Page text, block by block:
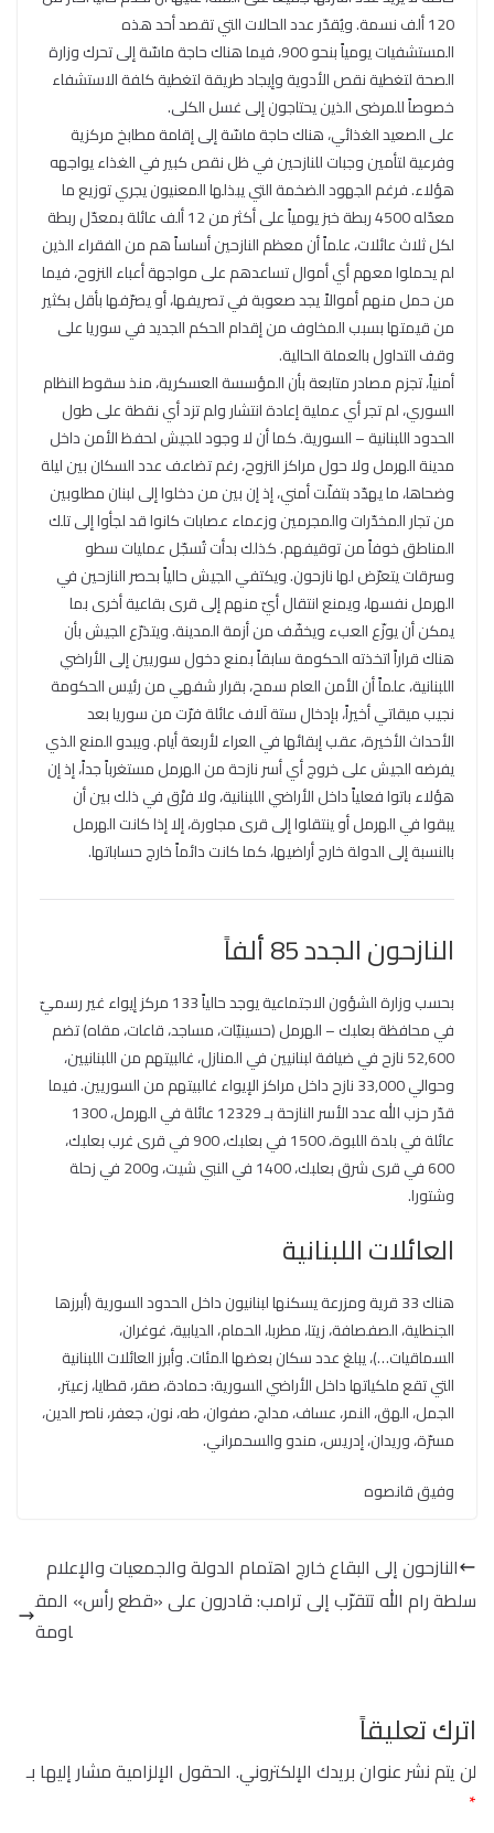
120 ألف نسمة. ويُقدّر عدد الحالات التي تقصد أحد هذه
المستشفيات يومياً بنحو 900، فيما هناك حاجة ماسّة إلى تحرك وزارة
الصحة لتغطية نقص الأدوية وإيجاد طريقة لتغطية كلفة الاستشفاء
خصوصاً للمرضى الذين يحتاجون إلى غسل الكلى.
على الصعيد الغذائي، هناك حاجة ماسّة إلى إقامة مطابخ مركزية
وفرعية لتأمين وجبات للنازحين في ظل نقص كبير في الغذاء يواجهه
هؤلاء. فرغم الجهود الضخمة التي يبذلها المعنيون يجري توزيع ما
معدّله 4500 ربطة خبز يومياً على أكثر من 12 ألف عائلة بمعدّل ربطة
لكل ثلاث عائلات، علماً أن معظم النازحين أساساً هم من الفقراء الذين
لم يحملوا معهم أي أموال تساعدهم على مواجهة أعباء النزوح، فيما
من حمل منهم أموالاً يجد صعوبة في تصريفها، أو يصرّفها بأقل بكثير
من قيمتها بسبب المخاوف من إقدام الحكم الجديد في سوريا على
وقف التداول بالعملة الحالية.
أمنياً، تجزم مصادر متابعة بأن المؤسسة العسكرية، منذ سقوط النظام
السوري، لم تجر أي عملية إعادة انتشار ولم تزد أي نقطة على طول
الحدود اللبنانية – السورية. كما أن لا وجود للجيش لحفظ الأمن داخل
مدينة الهرمل ولا حول مراكز النزوح، رغم تضاعف عدد السكان بين ليلة
وضحاها، ما يهدّد بتفلّت أمني، إذ إن بين من دخلوا إلى لبنان مطلوبين
من تجار المخدّرات والمجرمين وزعماء عصابات كانوا قد لجأوا إلى تلك
المناطق خوفاً من توقيفهم. كذلك بدأت تُسجّل عمليات سطو
وسرقات يتعرّض لها نازحون. ويكتفي الجيش حالياً بحصر النازحين في
الهرمل نفسها، ويمنع انتقال أيّ منهم إلى قرى بقاعية أخرى بما
يمكن أن يوزّع العبء ويخفّف من أزمة المدينة. ويتذرّع الجيش بأن
هناك قراراً اتخذته الحكومة سابقاً بمنع دخول سوريين إلى الأراضي
اللبنانية، علماً أن الأمن العام سمح، بقرار شفهي من رئيس الحكومة
نجيب ميقاتي أخيراً، بإدخال ستة آلاف عائلة فرّت من سوريا بعد
الأحداث الأخيرة، عقب إبقائها في العراء لأربعة أيام. ويبدو المنع الذي
يفرضه الجيش على خروج أي أسر نازحة من الهرمل مستغرباً جداً، إذ إن
هؤلاء باتوا فعلياً داخل الأراضي اللبنانية، ولا فرْق في ذلك بين أن
يبقوا في الهرمل أو ينتقلوا إلى قرى مجاورة، إلا إذا كانت الهرمل
بالنسبة إلى الدولة خارج أراضيها، كما كانت دائماً خارج حساباتها.
النازحون الجدد 85 ألفاً
بحسب وزارة الشؤون الاجتماعية يوجد حالياً 133 مركز إيواء غير رسميّ
في محافظة بعلبك – الهرمل (حسينيّات، مساجد، قاعات، مقاه) تضم
52,600 نازح في ضيافة لبنانيين في المنازل، غالبيتهم من اللبنانيين،
وحوالي 33,000 نازح داخل مراكز الإيواء غالبيتهم من السوريين. فيما
قدّر حزب الله عدد الأسر النازحة بـ 12329 عائلة في الهرمل، 1300
عائلة في بلدة اللبوة، 1500 في بعلبك، 900 في قرى غرب بعلبك،
600 في قرى شرق بعلبك، 1400 في النبي شيت، و200 في زحلة
وشتورا.
العائلات اللبنانية
هناك 33 قرية ومزرعة يسكنها لبنانيون داخل الحدود السورية (أبرزها
الجنطلية، الصفصافة، زيتا، مطربا، الحمام، الديابية، غوغران،
السماقيات…)، يبلغ عدد سكان بعضها المئات. وأبرز العائلات اللبنانية
التي تقع ملكياتها داخل الأراضي السورية: حمادة، صقر، قطايا، زعيتر،
الجمل، الهق، النمر، عساف، مدلج، صفوان، طه، نون، جعفر، ناصر الدين،
مسرّة، وريدان، إدريس، مندو والسحمراني.
وفيق قانصوه
النازحون إلى البقاع خارج اهتمام الدولة والجمعيات والإعلام
سلطة رام الله تتقرّب إلى ترامب: قادرون على «قطع رأس» المق
اومة
اترك تعليقاً
لن يتم نشر عنوان بريدك الإلكتروني. الحقول الإلزامية مشار إليها بـ
*